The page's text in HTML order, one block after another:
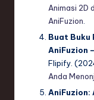
Animasi 2D
AniFuzion
Buat Buku
AniFuzion
Flipify.
Anda
AniFuzion: